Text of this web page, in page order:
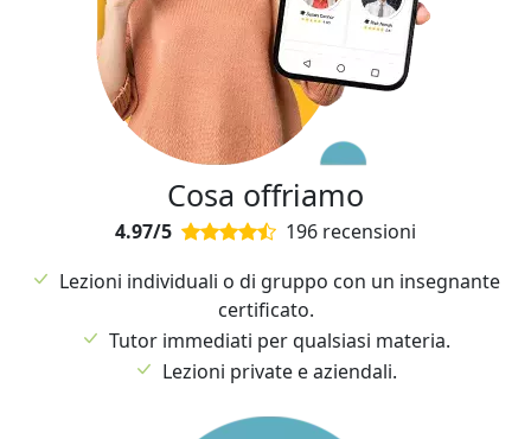
Cosa offriamo
4.97/5
196 recensioni
Lezioni individuali o di gruppo con un insegnante
certificato.
Tutor immediati per qualsiasi materia.
Lezioni private e aziendali.